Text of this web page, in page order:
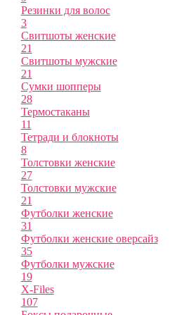
Резинки для волос
3
Свитшоты женские
21
Свитшоты мужские
21
Сумки шопперы
28
Термостаканы
11
Тетради и блокноты
8
Толстовки женские
27
Толстовки мужские
21
Футболки женские
31
Футболки женские оверсайз
35
Футболки мужские
19
X-Files
107